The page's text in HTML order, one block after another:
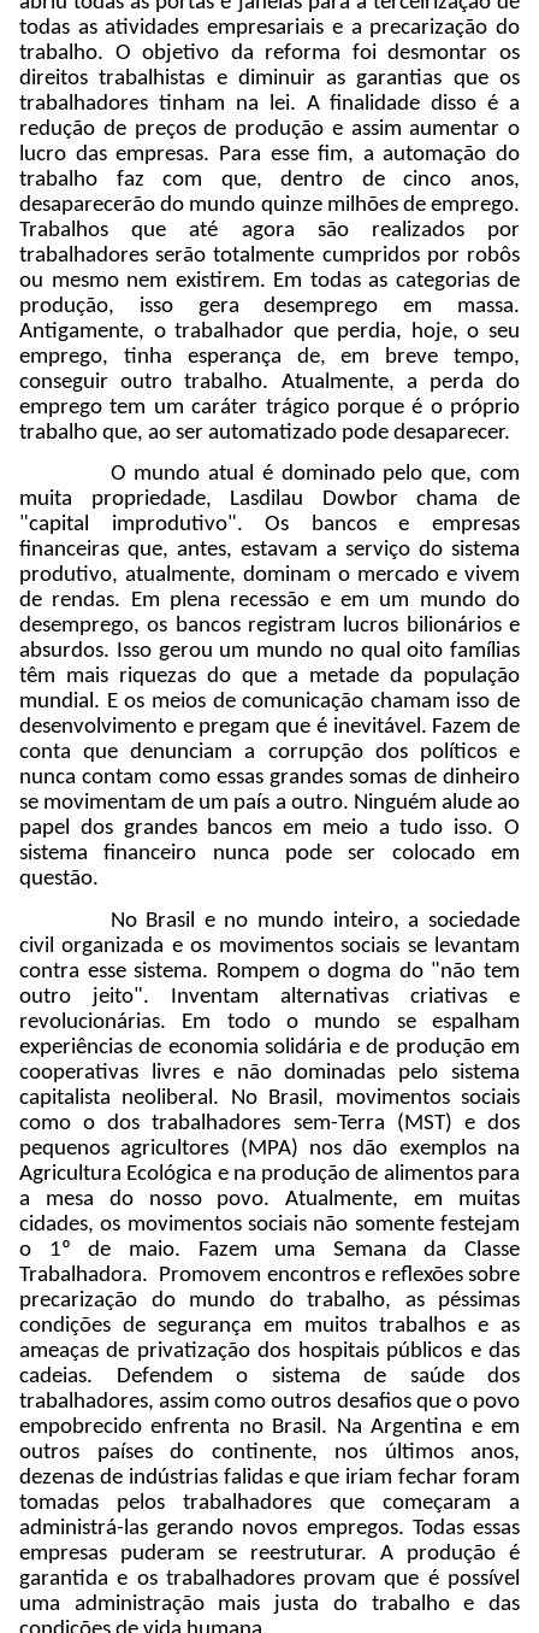
todas as atividades empresariais e a precarização do
trabalho. O objetivo da reforma foi desmontar os
direitos trabalhistas e diminuir as garantias que os
trabalhadores tinham na lei. A finalidade disso é a
redução de preços de produção e assim aumentar o
lucro das empresas. Para esse fim, a automação do
trabalho faz com que, dentro de cinco anos,
desaparecerão do mundo quinze milhões de emprego.
Trabalhos que até agora são realizados por
trabalhadores serão totalmente cumpridos por robôs
ou mesmo nem existirem. Em todas as categorias de
produção, isso gera desemprego em massa.
Antigamente, o trabalhador que perdia, hoje, o seu
emprego, tinha esperança de, em breve tempo,
conseguir outro trabalho. Atualmente, a perda do
emprego tem um caráter trágico porque é o próprio
trabalho que, ao ser automatizado pode desaparecer.
O mundo atual é dominado pelo que, com
muita propriedade, Lasdilau Dowbor chama de
"capital improdutivo". Os bancos e empresas
financeiras que, antes, estavam a serviço do sistema
produtivo, atualmente, dominam o mercado e vivem
de rendas. Em plena recessão e em um mundo do
desemprego, os bancos registram lucros bilionários e
absurdos. Isso gerou um mundo no qual oito famílias
têm mais riquezas do que a metade da população
mundial. E os meios de comunicação chamam isso de
desenvolvimento e pregam que é inevitável. Fazem de
conta que denunciam a corrupção dos políticos e
nunca contam como essas grandes somas de dinheiro
se movimentam de um país a outro. Ninguém alude ao
papel dos grandes bancos em meio a tudo isso. O
sistema financeiro nunca pode ser colocado em
questão.
No Brasil e no mundo inteiro, a sociedade
civil organizada e os movimentos sociais se levantam
contra esse sistema. Rompem o dogma do "não tem
outro jeito". Inventam alternativas criativas e
revolucionárias. Em todo o mundo se espalham
experiências de economia solidária e de produção em
cooperativas livres e não dominadas pelo sistema
capitalista neoliberal. No Brasil, movimentos sociais
como o dos trabalhadores sem-Terra (MST) e dos
pequenos agricultores (MPA) nos dão exemplos na
Agricultura Ecológica e na produção de alimentos para
a mesa do nosso povo. Atualmente, em muitas
cidades, os movimentos sociais não somente festejam
o 1º de maio. Fazem uma Semana da Classe
Trabalhadora. Promovem encontros e reflexões sobre
precarização do mundo do trabalho, as péssimas
condições de segurança em muitos trabalhos e as
ameaças de privatização dos hospitais públicos e das
cadeias. Defendem o sistema de saúde dos
trabalhadores, assim como outros desafios que o povo
empobrecido enfrenta no Brasil. Na Argentina e em
outros países do continente, nos últimos anos,
dezenas de indústrias falidas e que iriam fechar foram
tomadas pelos trabalhadores que começaram a
administrá-las gerando novos empregos. Todas essas
empresas puderam se reestruturar. A produção é
garantida e os trabalhadores provam que é possível
uma administração mais justa do trabalho e das